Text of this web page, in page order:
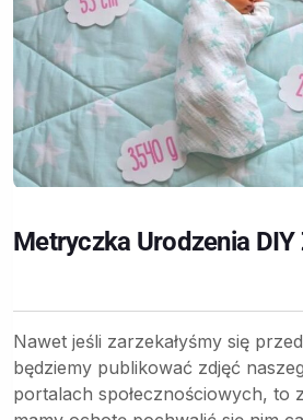
Metryczka Urodzenia DIY
Nawet jeśli zarzekałyśmy się
będziemy publikować zdjęć
portalach społecznościowych, to